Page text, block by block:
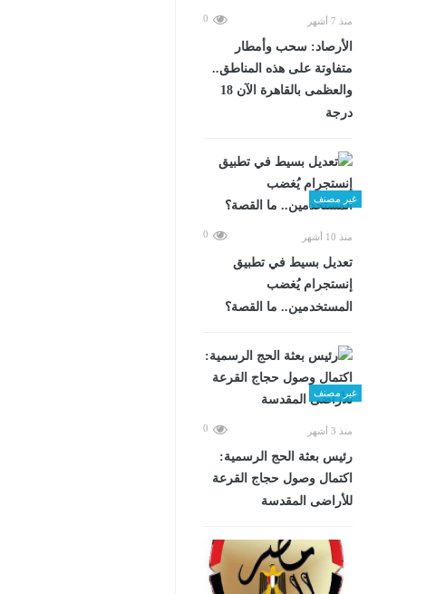
منذ 7 أشهر 0
الأرصاد: سحب وأمطار
متفاوتة على هذه المناطق..
والعظمى بالقاهرة الآن 18
درجة
غير مصنف
منذ 10 أشهر 0
تعديل بسيط في تطبيق
إنستجرام يُغضب
المستخدمين.. ما القصة؟
غير مصنف
منذ 3 أشهر 0
رئيس بعثة الحج الرسمية:
اكتمال وصول حجاج القرعة
للأراضى المقدسة